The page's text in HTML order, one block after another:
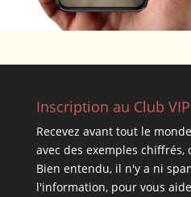
Inscription au Club VIP
Recevez avant tout le
avec des exemples chiffrés,
Bien entendu, il n'y a ni
l'information, pour vous